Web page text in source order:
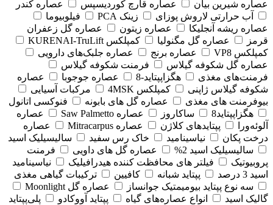
عصاره شیرین بیان
عصاره قارچ کوردیسپس
عصاره کندر
آب حرارتی لاروش پوزای
زینک PCA
فیلوبیوما
عصاره ریشه آنجلیکا
عصاره زیتون
عصاره گل زعفران
قرمز
عصاره گل مگنولیا
کمپلکس KURENAI-TruLift
کمپلکس VP8
عصاره برنج
عصاره جلبک‌های دارویی
عصاره گل شکوفه گیلاس
فرمنت شکوفه گیلاس
فرمنت‌های مغذی
هگزاپپتاید-8 عصاره جوجوبا
عصاره
شکوفه گیلاس ژاپنی
کمپلکس 4MSK
مرکبات آسیایی
بیوفرمنت های مغذی
عصاره گل های بابونه
فنوکسی اتانول
هگزاپپتاید8
ساکاروز عصاره Saw Palmetto
عصاره
آلوئه‌ورا
پپتایدهای کلاژن عصاره Mitracarpus
عصاره
درخت پکان
نیاسینامید خاک رس سفید
سالیسیلیک اسید
سالیسیلیک اسید 2%
عصاره گل های داویی
فرمنت
پروبیوتیک
فیلتر های محافظت کننده هیدرافیلیک
نیاسینامید
اسید 3 درصد
پپتاید شبانه کافیین
ترکیبات گیاهی مغذی
سه نوع پپتاید بیومیمتیک جوانساز
عصاره گل Moonlight
گالیک اسید
انواع عصاره‌های گیاه پپتاید آووکادو
پلی‌پپتاید